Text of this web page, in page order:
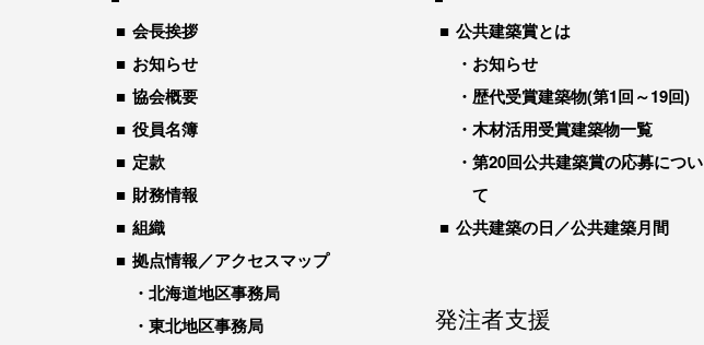
会長挨拶
お知らせ
協会概要
役員名簿
定款
財務情報
組織
拠点情報／アクセスマップ
北海道地区事務局
東北地区事務局
公共建築賞とは
お知らせ
歴代受賞建築物(第1回～19回)
木材活用受賞建築物一覧
第20回公共建築賞の応募につい
て
公共建築の日／公共建築月間
発注者支援